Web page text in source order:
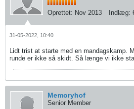
Oprettet: Nov 2013 Indlæg:
31-05-2022, 10:40
Lidt trist at starte med en mandagskamp.
runde er ikke så skidt. Så længe vi ikke
Memoryhof
Senior Member